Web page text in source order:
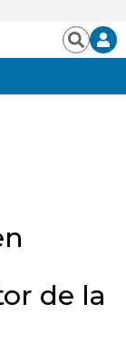
Buscar
de la